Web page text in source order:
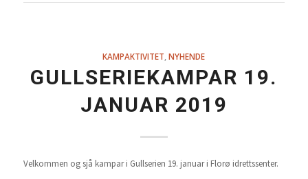
KAMPAKTIVITET ,NYHENDE
GULLSERIEKAMPAR 19.
JANUAR 2019
Velkommen og sjå kampar i Gullserien 19. januar i Florø idrettssenter.